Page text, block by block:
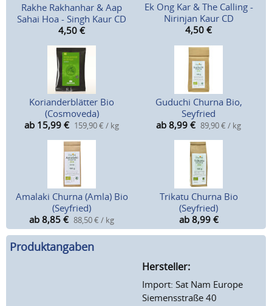
Rakhe Rakhanhar & Aap
Sahai Hoa - Singh Kaur CD
4,50 €
Ek Ong Kar & The Calling -
Nirinjan Kaur CD
4,50 €
Korianderblätter Bio
(Cosmoveda)
ab 15,99 € 159,90 € / kg
Guduchi Churna Bio,
Seyfried
ab 8,99 € 89,90 € / kg
Amalaki Churna (Amla) Bio
(Seyfried)
ab 8,85 € 88,50 € / kg
Trikatu Churna Bio
(Seyfried)
ab 8,99 €
Produktangaben
Hersteller:
Import: Sat Nam Europe
Siemensstraße 40